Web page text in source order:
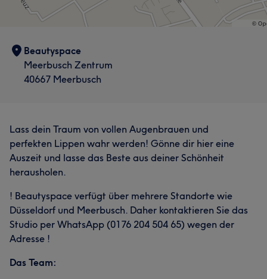
Beautyspace
Meerbusch Zentrum
40667 Meerbusch
Lass dein Traum von vollen Augenbrauen und
perfekten Lippen wahr werden! Gönne dir hier eine
Auszeit und lasse das Beste aus deiner Schönheit
herausholen.
! Beautyspace verfügt über mehrere Standorte wie
Düsseldorf und Meerbusch. Daher kontaktieren Sie das
Studio per WhatsApp (0176 204 504 65) wegen der
Adresse !
Das Team: